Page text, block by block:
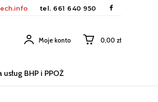
tel. 661 640 950
Moje konto 0,00 zł
usług BHP i PPOŻ